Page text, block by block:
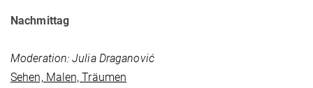
Nachmittag
Moderation: Julia Draganović
Sehen, Malen, Träumen